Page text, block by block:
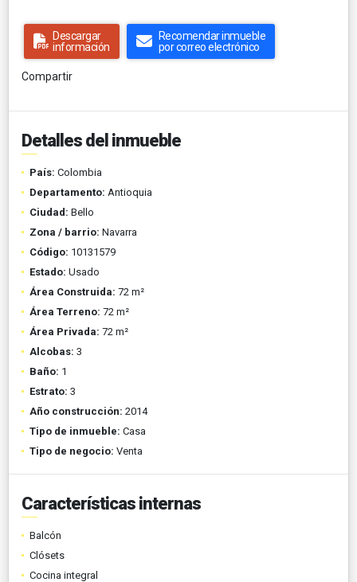
Descargar
información
Recomendar inmueble
por correo electrónico
Compartir
Detalles del inmueble
País: Colombia
Departamento: Antioquia
Ciudad: Bello
Zona / barrio: Navarra
Código: 10131579
Estado: Usado
Área Construida: 72 m²
Área Terreno: 72 m²
Área Privada: 72 m²
Alcobas: 3
Baño: 1
Estrato: 3
Año construcción: 2014
Tipo de inmueble: Casa
Tipo de negocio: Venta
Características internas
Balcón
Clósets
Cocina integral